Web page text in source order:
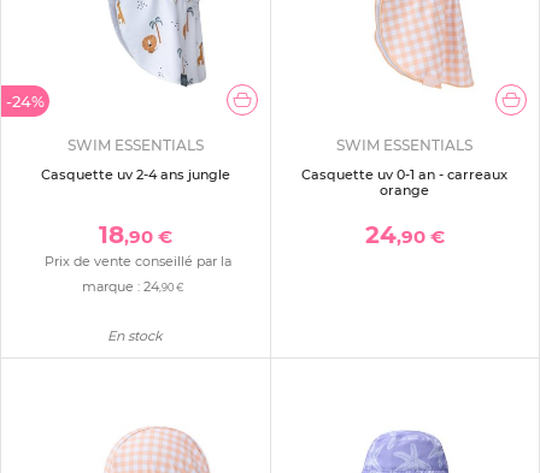
-24%
SWIM ESSENTIALS
Casquette uv 2-4 ans jungle
18,90 €
Prix de vente conseillé par la
marque : 24,90 €
En stock
SWIM ESSENTIALS
Casquette uv 0-1 an - carreaux
orange
24,90 €